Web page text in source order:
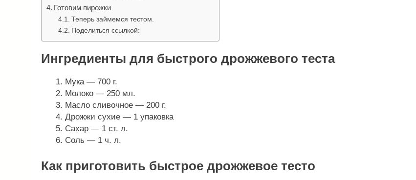
Готовим пирожки
Теперь займемся тестом.
Поделиться ссылкой:
Ингредиенты для быстрого дрожжевого теста
Мука — 700 г.
Молоко — 250 мл.
Масло сливочное — 200 г.
Дрожжи сухие — 1 упаковка
Сахар — 1 ст. л.
Соль — 1 ч. л.
Как приготовить быстрое дрожжевое тесто